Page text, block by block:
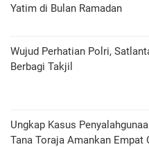
Yatim di Bulan Ramadan
Wujud Perhatian Polri,
Berbagi Takjil
Ungkap Kasus
Tana Toraja Amankan Empat